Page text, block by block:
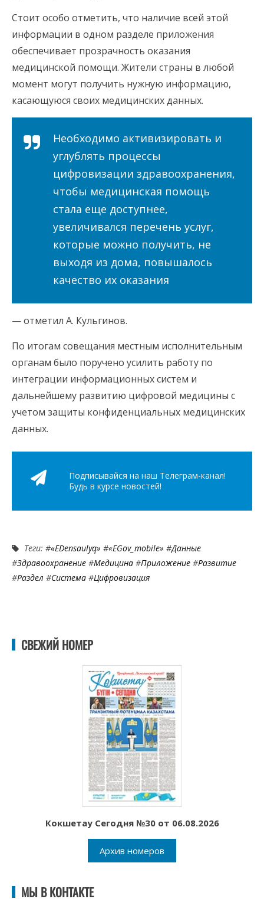
Стоит особо отметить, что наличие всей этой
информации в одном разделе приложения
обеспечивает прозрачность оказания
медицинской помощи. Жители страны в любой
момент могут получить нужную информацию,
касающуюся своих медицинских данных.
Необходимо активизировать и
углублять процессы
цифровизации здравоохранения,
чтобы медицинская помощь
стала еще доступнее,
увеличивался перечень услуг,
которые можно получить, не
выходя из дома, повышалось
качество их оказания
— отметил А. Кульгинов.
По итогам совещания местным исполнительным
органам было поручено усилить работу по
интеграции информационных систем и
дальнейшему развитию цифровой медицины с
учетом защиты конфиденциальных медицинских
данных.
Подписывайся на наш Телеграм-канал!
Будь в курсе новостей!
Теги: #«eDensaulyq» #«eGov_mobile» #Данные
#Здравоохранение #Медицина #Приложение #Развитие
#Раздел #Система #Цифровизация
СВЕЖИЙ НОМЕР
Кокшетау Сегодня №30 от 06.08.2026
Архив номеров
МЫ В КОНТАКТЕ